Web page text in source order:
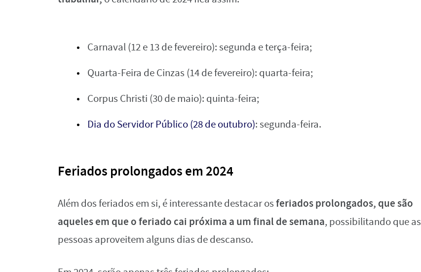
Carnaval (12 e 13 de fevereiro): segunda e terça-feira;
Quarta-Feira de Cinzas (14 de fevereiro): quarta-feira;
Corpus Christi (30 de maio): quinta-feira;
Dia do Servidor Público (28 de outubro): segunda-feira.
Feriados prolongados em 2024
Além dos feriados em si, é interessante destacar osferiados prolongados, que são
aqueles em que o feriado cai próxima a um final de semana, possibilitando que as
pessoas aproveitem alguns dias de descanso.